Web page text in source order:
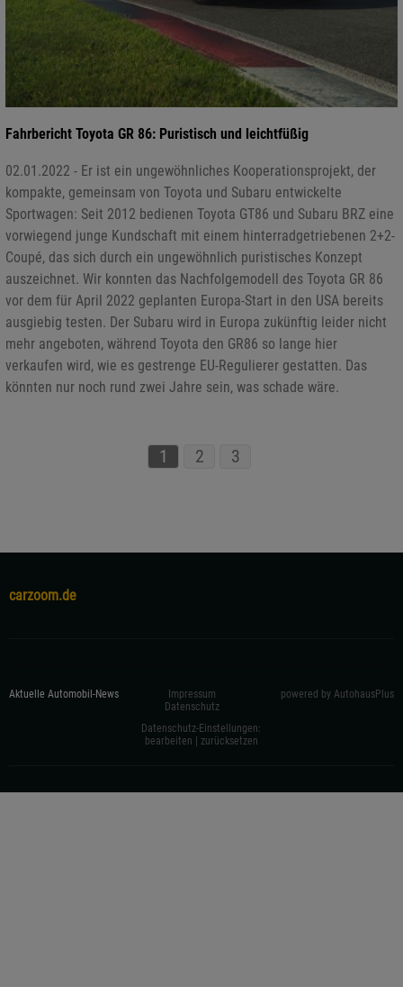
Fahrbericht Toyota GR 86: Puristisch und leichtfüßig
02.01.2022 - Er ist ein ungewöhnliches Kooperationsprojekt, der
kompakte, gemeinsam von Toyota und Subaru entwickelte
Sportwagen: Seit 2012 bedienen Toyota GT86 und Subaru BRZ eine
vorwiegend junge Kundschaft mit einem hinterradgetriebenen 2+2-
Coupé, das sich durch ein ungewöhnlich puristisches Konzept
auszeichnet. Wir konnten das Nachfolgemodell des Toyota GR 86
vor dem für April 2022 geplanten Europa-Start in den USA bereits
ausgiebig testen. Der Subaru wird in Europa zukünftig leider nicht
mehr angeboten, während Toyota den GR86 so lange hier
verkaufen wird, wie es gestrenge EU-Regulierer gestatten. Das
könnten nur noch rund zwei Jahre sein, was schade wäre.
1 2 3
carzoom.de
Aktuelle Automobil-News
Impressum
Datenschutz
Datenschutz-Einstellungen:
bearbeiten | zurücksetzen
powered by AutohausPlus